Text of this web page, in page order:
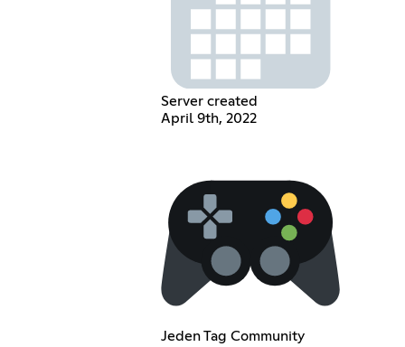
Server created
April 9th, 2022
Jeden Tag Community